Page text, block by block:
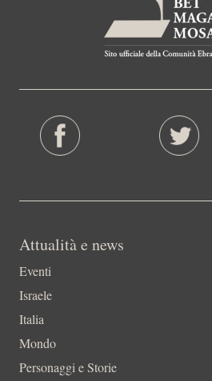
Attualità e news
Eventi
Israele
Italia
Mondo
Personaggi e Storie